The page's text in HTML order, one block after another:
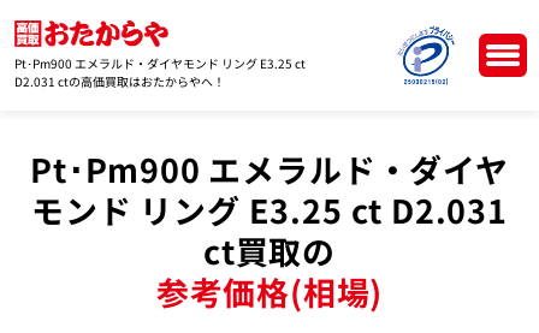
Pt･Pm900 エメラルド・ダイヤモンド リング E3.25 ct
D2.031 ctの高価買取はおたからやへ！
Pt･Pm900 エメラルド・ダイヤ
モンド リング E3.25 ct D2.031
ct買取の
参考価格(相場)